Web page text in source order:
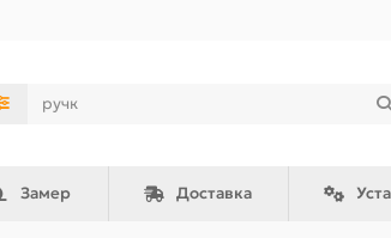
Замер Доставка